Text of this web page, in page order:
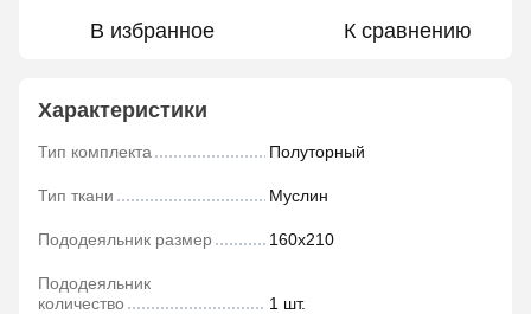
В избранное К сравнению
Характеристики
Тип комплекта Полуторный
Тип ткани Муслин
Пододеяльник размер 160x210
Пододеяльник
количество
1 шт.